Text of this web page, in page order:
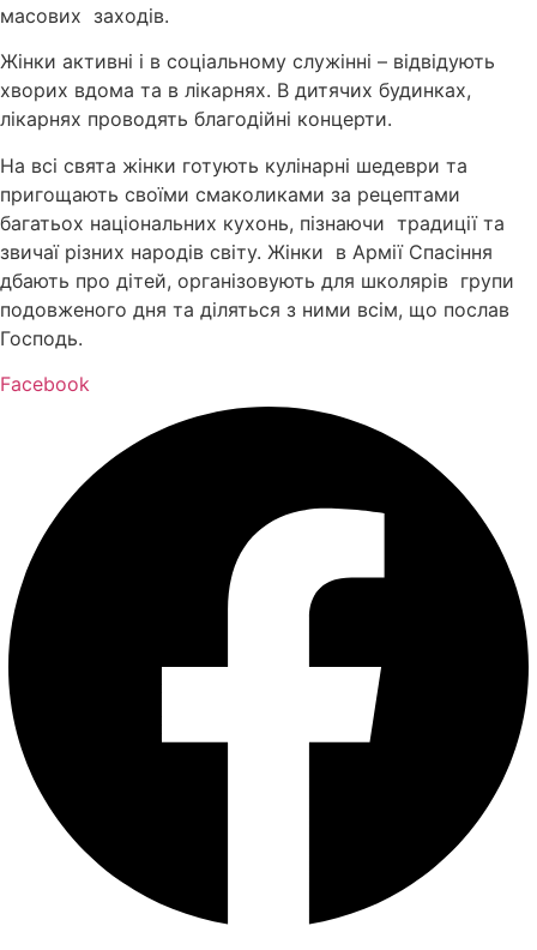
масових заходів.
Жінки активні і в соціальному служінні – відвідують
хворих вдома та в лікарнях. В дитячих будинках,
лікарнях проводять благодійні концерти.
На всі свята жінки готують кулінарні шедеври та
пригощають своїми смаколиками за рецептами
багатьох національних кухонь, пізнаючи традиції та
звичаї різних народів світу. Жінки в Армії Спасіння
дбають про дітей, організовують для школярів групи
подовженого дня та діляться з ними всім, що послав
Господь.
Facebook